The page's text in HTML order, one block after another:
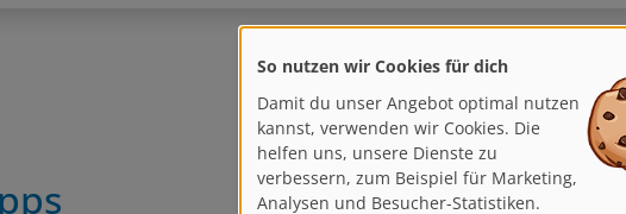
Zurück 1 2
Damit du unser Angebot optimal nutzen
kannst, verwenden wir Cookies. Die
helfen uns, unsere Dienste zu
verbessern, zum Beispiel für Marketing,
Analysen und Besucher-Statistiken.